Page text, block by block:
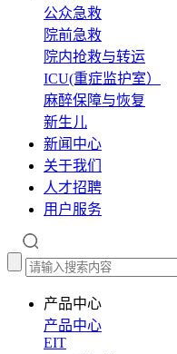
公众急救
院前急救
院内抢救与转运
ICU(重症监护室）
麻醉保障与恢复
新生儿
新闻中心
关于我们
人才招聘
用户服务
产品中心
产品中心
EIT